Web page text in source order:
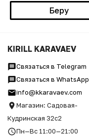
Беру
KIRILL KARAVAEV
Связаться в Telegram
Связаться в WhatsApp
info@kkaravaev.com
Магазин: Садовая-
Кудринская 32с2
Пн—Вс 11:00—21:00